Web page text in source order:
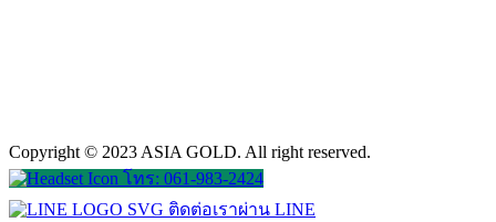
Copyright © 2023 ASIA GOLD. All right reserved.
โทร: 061-983-2424
ติดต่อเราผ่าน LINE